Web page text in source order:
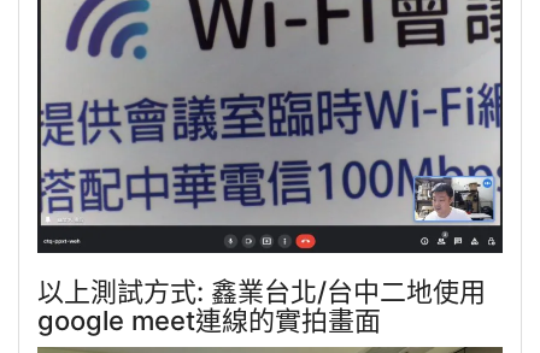
以上測試方式: 鑫業台北/台中二地使用
google meet連線的實拍畫面